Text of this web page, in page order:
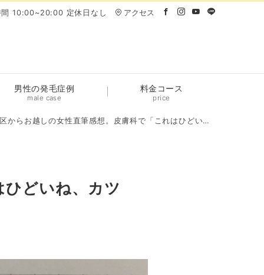
間 10:00~20:00 定休日なし アクセス
男性の発毛症例
male case
料金コース
price
お越しの女性直筆感想。皮膚科で「これはひどいね、カツラを作ったら？」と言われたトラウマ。
ひどいね、カツ